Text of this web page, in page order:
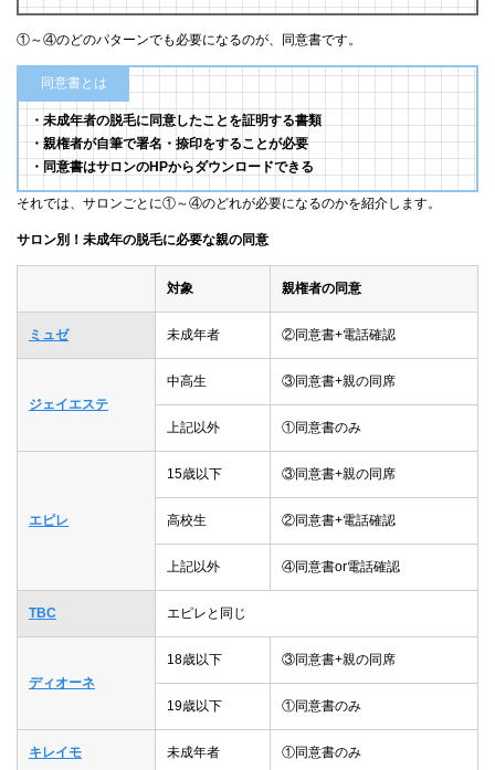
①～④のどのパターンでも必要になるのが、同意書です。
同意書とは
・未成年者の脱毛に同意したことを証明する書類
・親権者が自筆で署名・捺印をすることが必要
・同意書はサロンのHPからダウンロードできる
それでは、サロンごとに①～④のどれが必要になるのかを紹介します。
サロン別！未成年の脱毛に必要な親の同意
対象 親権者の同意
ミュゼ 未成年者 ②同意書+電話確認
ジェイエステ
中高生 ③同意書+親の同席
上記以外 ①同意書のみ
エピレ
15歳以下 ③同意書+親の同席
高校生 ②同意書+電話確認
上記以外 ④同意書or電話確認
TBC エピレと同じ
ディオーネ
18歳以下 ③同意書+親の同席
19歳以下 ①同意書のみ
キレイモ 未成年者 ①同意書のみ